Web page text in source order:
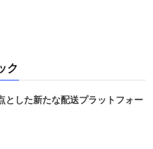
ク
した新たな配送プラットフォー